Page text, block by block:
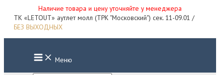
Наличие товара и цену уточняйте у менеджера
Перейти
ТК «LETOUT» аутлет молл (ТРК "Московский") сек. 11-09.01 /
БЕЗ ВЫХОДНЫХ
Main
Menu Меню